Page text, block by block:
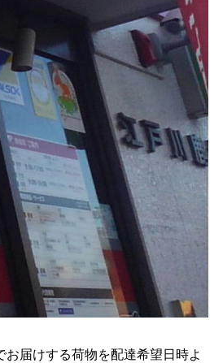
お届けする荷物を配達希望日時よ